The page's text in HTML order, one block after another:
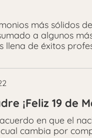
más sólidos
a algunos
llena de éxitos
¡Feliz 19 de
en que el
cambia por